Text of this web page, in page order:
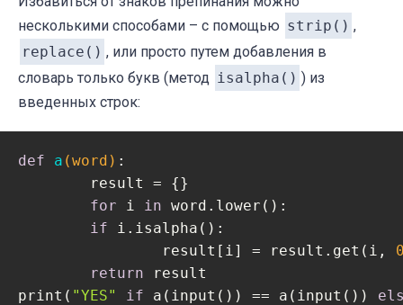
несколькими способами – с помощью strip() ,
replace() , или просто путем добавления в
словарь только букв (метод isalpha() ) из
введенных строк:
def a (word) :
for i in word.lower():
if i.isalpha():
        	result[i] = result.get(i,
return result
print( "YES" if a(input()) == a(input())